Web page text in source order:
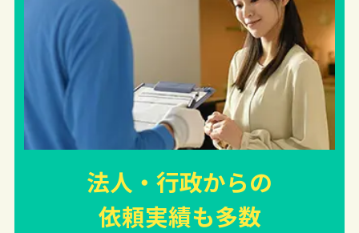
法人・行政からの
依頼実績も多数